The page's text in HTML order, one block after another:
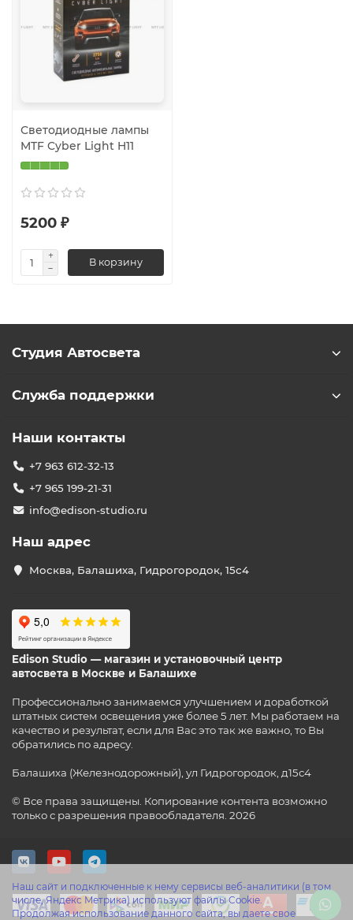
Светодиодные лампы
MTF Cyber Light H11
5200 ₽
В корзину
Наш сайт и подключенные к нему сервисы веб-аналитики (в том
числе, Яндекс Метрика) используют файлы Cookie.
Продолжая использование данного сайта, вы даете свое
Студия Автосвета
Служба поддержки
Наши контакты
+7 963 612-32-13
+7 965 199-21-31
info@edison-studio.ru
Наш адрес
Москва, Балашиха, Гидрогородок, 15с4
Edison Studio — магазин и установочный центр
автосвета в Москве и Балашихе
Профессионально занимаемся улучшением и доработкой
штатных систем освещения уже более 5 лет. Мы работаем на
качество и результат, если для Вас это так же важно, то Вы
обратились по адресу.
Балашиха (Железнодорожный), ул Гидрогородок, д15с4
© Все права защищены. Копирование контента возможно
только с разрешения правообладателя. 2026